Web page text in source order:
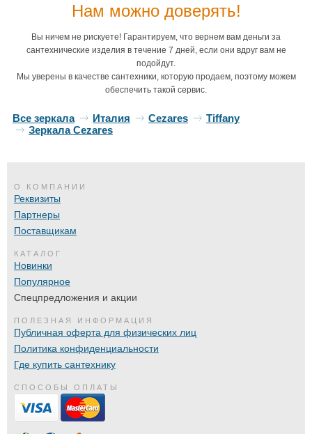
Нам можно доверять!
Вы ничем не рискуете! Гарантируем, что вернем вам деньги за
сантехнические изделия в течение 7 дней, если они вдруг вам не
подойдут.
Мы уверены в качестве сантехники, которую продаем, поэтому можем
обеспечить такой сервис.
Все зеркала Италия Cezares
Tiffany
Зеркала Cezares
О КОМПАНИИ
Реквизиты
Партнеры
Поставщикам
КАТАЛОГ
Новинки
Популярное
Спецпредложения и акции
ПОЛЕЗНАЯ ИНФОРМАЦИЯ
Публичная оферта для физических лиц
Политика конфиденциальности
Где купить сантехнику
СПОСОБЫ ОПЛАТЫ